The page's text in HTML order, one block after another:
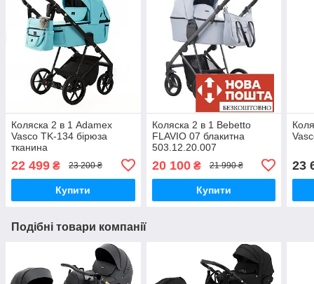
Коляска 2 в 1 Adamex
Vasco TK-134 бірюза
тканина
22 499 ₴ 23 200 ₴
Купити
Коляска 2 в 1 Bebetto
FLAVIO 07 блакитна
503.12.20.007
20 100₴ 21 990 ₴
Купити
23
Подібні товари компанії